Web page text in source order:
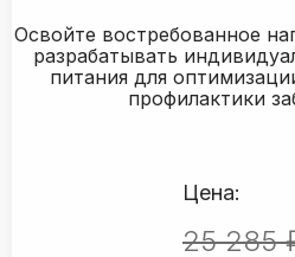
Освойте востребованное
разрабатывать
питания для
профилактики
Цена:
25 285